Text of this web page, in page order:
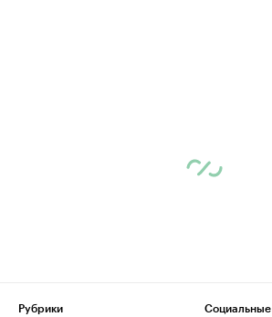
Рубрики
Социальные